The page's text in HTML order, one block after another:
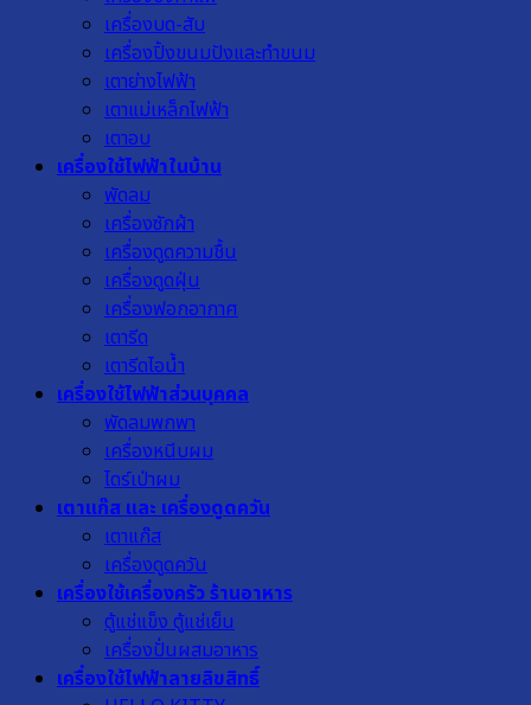
เครื่องบด-สับ
เครื่องปิ้งขนมปังและทำขนม
เตาย่างไฟฟ้า
เตาแม่เหล็กไฟฟ้า
เตาอบ
เครื่องใช้ไฟฟ้าในบ้าน
พัดลม
เครื่องซักผ้า
เครื่องดูดความชื้น
เครื่องดูดฝุ่น
เครื่องฟอกอากาศ
เตารีด
เตารีดไอน้ำ
เครื่องใช้ไฟฟ้าส่วนบุคคล
พัดลมพกพา
เครื่องหนีบผม
ไดร์เป่าผม
เตาแก๊ส และ เครื่องดูดควัน
เตาแก๊ส
เครื่องดูดควัน
เครื่องใช้เครื่องครัว ร้านอาหาร
ตู้แช่แข็ง ตู้แช่เย็น
เครื่องปั่นผสมอาหาร
เครื่องใช้ไฟฟ้าลายลิขสิทธิ์